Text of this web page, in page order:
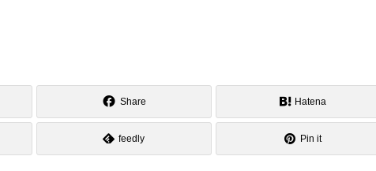
Share Hatena
feedly Pin it